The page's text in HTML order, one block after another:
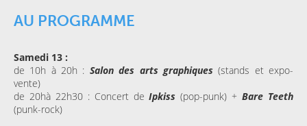
AU PROGRAMME
Samedi 13 :
de 10h à 20h : Salon des arts graphiques (stands et expo-
vente)
de 20hà 22h30 : Concert deIpkiss (pop-punk) +Bare Teeth
(punk-rock)